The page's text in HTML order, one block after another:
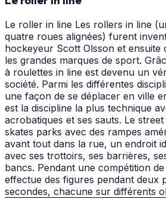
Le roller in line Les rollers in line
quatre roues alignées) furent
hockeyeur Scott Olsson et ensuite
les grandes marques de sport.
à roulettes in line est devenu un
société. Parmi les différentes
une façon de se déplacer en ville
est la discipline la plus technique
acrobatiques et ses sauts. Le
skates parks avec des rampes
avant tout dans la rue, un endroit
avec ses trottoirs, ses barrières,
bancs. Pendant une compétition
effectue des figures pendant deux
secondes, chacune sur différents